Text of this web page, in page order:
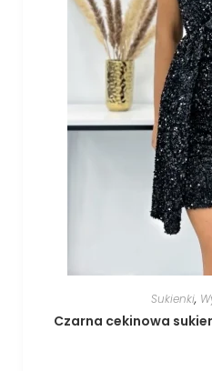
Sukienki,
Czarna cekinowa